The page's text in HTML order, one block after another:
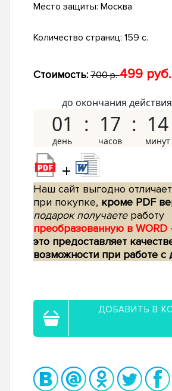
Место защиты: Москва
Количество страниц: 159 с.
Стоимость: 700 р.499 руб.
до окончания
01 17 14
+
Наш сайт выгодно
при покупке, кроме PDF
подарок получаетеработу
преобразованную в WORD
это предоставляет
возможности при работе с
ДОБАВИТЬ В